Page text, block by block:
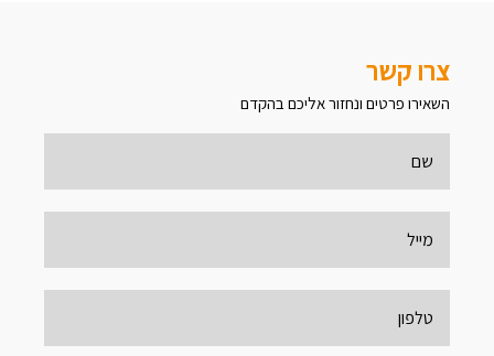
צרו קשר
השאירו פרטים ונחזור אליכם בהקדם